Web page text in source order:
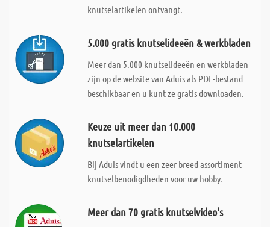
knutselartikelen ontvangt.
5.000 gratis knutselideeën & werkbladen
Meer dan 5.000 knutselideeën en werkbladen
zijn op de website van Aduis als PDF-bestand
beschikbaar en u kunt ze gratis downloaden.
Keuze uit meer dan 10.000
knutselartikelen
Bij Aduis vindt u een zeer breed assortiment
knutselbenodigdheden voor uw hobby.
Meer dan 70 gratis knutselvideo's